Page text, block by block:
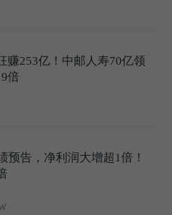
赚253亿！中邮人寿70亿领
倍
预告，净利润大增超1倍！